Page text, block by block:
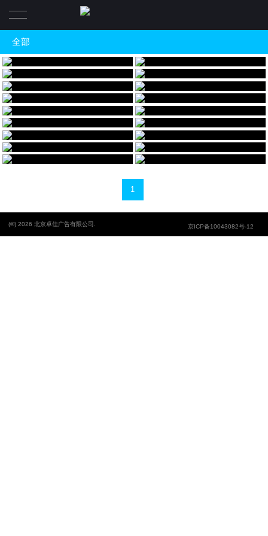
全部
全部
互动营销
网站
H5
EDM
娱乐营销
载人航天第四期
神舟十一号任务圆满成功，回家！凯旋！
载人航天第三期
今日头条：联想企业级服务助力神舟十一
载人航天第二期
数万次，只为这一次
载人航天第一期EDM
这一刻，让天宫更高，离成功更近
启天M系列新品发布EDM
商用升级，品质如一，启天M系列新品
联想总部西区大事小情联播
联想总部新园区内宣
联想智慧医疗微信图
世界杯-别担心，幸运之神会眷顾于你；
新年-灵鸡一动，一起悦动；元旦-山长水
联想教育云平台解决方案推广
联想智慧教育云平台解决方案
联想服务愚人节贺卡
我们真的没有这么牛
联想服务新年
和你一起才叫过年，我们是联想IT管理服
联想服务队伍介绍
教党员三分钟看懂“联想服务”这支队伍
联想AIO一体机发布EDM
极简工作，游刃有余
中广核成功案例EDM
为核电出口，习大大很拼
教师节电子贺卡
教师节快乐
妇女节微信贺卡
IT服务，意融融；欢颜绽放，敢不同
超融合landing-page-成功案例
融合架构，助力未来——联想智慧医疗超
thinkcenterM系列上市EDM solution book发布会EDM
1
(©) 2026 北京卓佳广告有限公司. 京ICP备10043082号-12